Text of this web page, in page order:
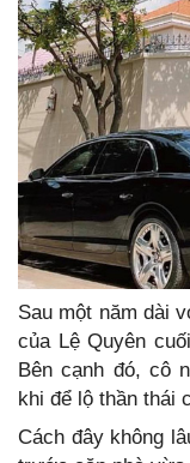
Sau một năm dài
của Lệ Quyên
Bên cạnh đó, cô
khi để lộ thần thái
Cách đây không